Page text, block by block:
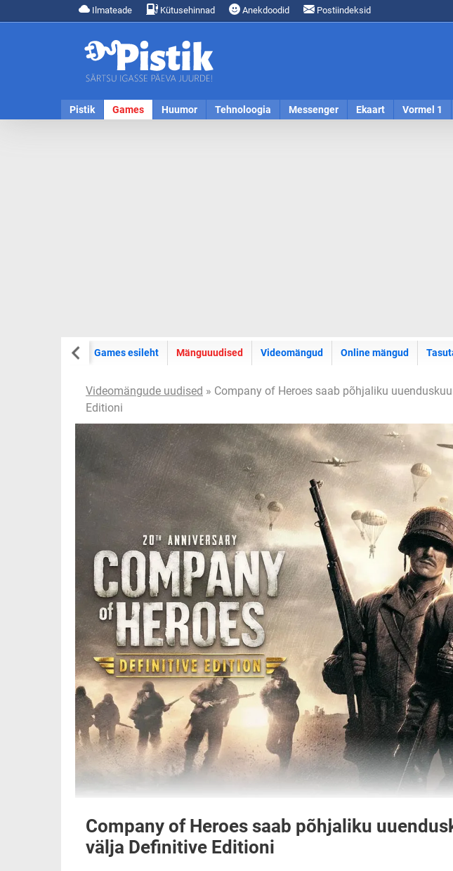
Ilmateade Kütusehinnad Anekdoodid Postiindeksid
Pistik Games Huumor Tehnoloogia Messenger Ekaart Vormel 1
Games esileht Mänguuudised Videomängud Online mängud
Videomängude uudised » Company of Heroes saab põhjaliku
Editioni
Company of Heroes saab põhjaliku
välja Definitive Editioni